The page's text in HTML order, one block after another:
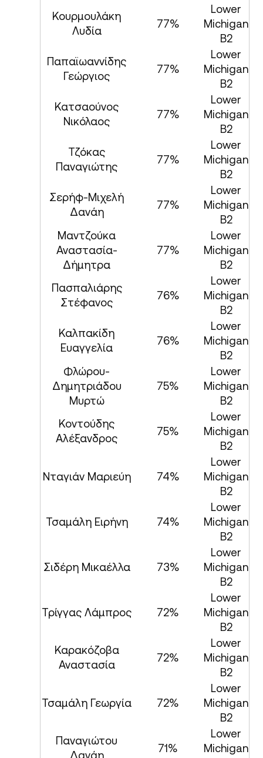
Κουρμουλάκη
Λυδία
77%
Lower
Michigan
B2
Παπαϊωαννίδης
Γεώργιος
77%
Lower
Michigan
B2
Κατσαούνος
Νικόλαος
77%
Lower
Michigan
B2
Τζόκας
Παναγιώτης
77%
Lower
Michigan
B2
Σερήφ-Μιχελή
Δανάη
77%
Lower
Michigan
B2
Μαντζούκα
Αναστασία-
Δήμητρα
77%
Lower
Michigan
B2
Πασπαλιάρης
Στέφανος
76%
Lower
Michigan
B2
Καλπακίδη
Ευαγγελία
76%
Lower
Michigan
B2
Φλώρου-
Δημητριάδου
Μυρτώ
75%
Lower
Michigan
B2
Κοντούδης
Αλέξανδρος
75%
Lower
Michigan
B2
Νταγιάν Μαριεύη 74%
Lower
Michigan
B2
Τσαμάλη Ειρήνη 74%
Lower
Michigan
B2
Σιδέρη Μικαέλλα 73%
Lower
Michigan
B2
Τρίγγας Λάμπρος 72%
Lower
Michigan
B2
Καρακόζοβα
Αναστασία
72%
Lower
Michigan
B2
Τσαμάλη Γεωργία 72%
Lower
Michigan
B2
Παναγιώτου
Δανάη
71%
Lower
Michigan